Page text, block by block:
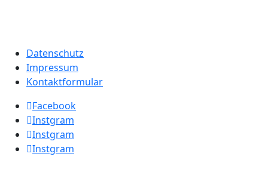
Datenschutz
Impressum
Kontaktformular
Facebook
Instgram
Instgram
Instgram